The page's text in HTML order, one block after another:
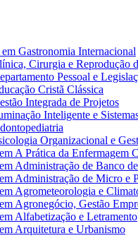
Gastronomia Internacional
Cirurgia e Reprodução
Pessoal e
Cristã Clássica
Integrada de Projetos
Inteligente e
Organizacional e
A Prática da Enfermagem
Administração de Banco
Administração de Micro e
Agrometeorologia e
Agronegócio, Gestão
Alfabetização e Letramento
Arquitetura e Urbanismo